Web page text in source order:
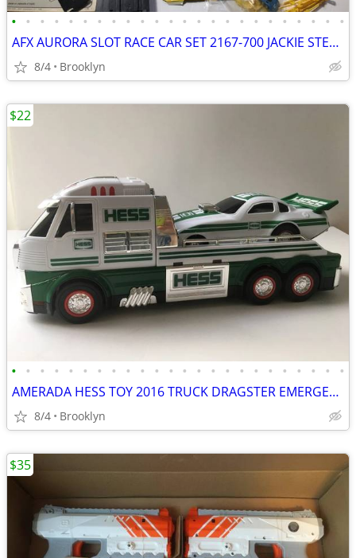
• • • • • • • • • • • • • • • • • • • • • • • •
AFX AURORA SLOT RACE CAR SET 2167-700 JACKIE STEWART WINNERS CIRCLE HO
8/4 Brooklyn
• • • • • • • • • • • • • • • • • • • • • • • •
AMERADA HESS TOY 2016 TRUCK DRAGSTER EMERGENCY FLASHERS RCE CAR SOUND
8/4 Brooklyn
$22
$35